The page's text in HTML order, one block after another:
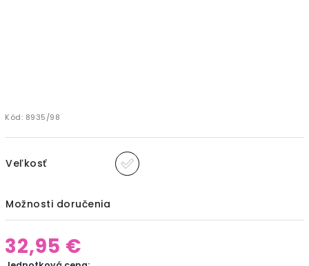
Kód: 8935/98
Veľkosť
Možnosti doručenia
32,95 €